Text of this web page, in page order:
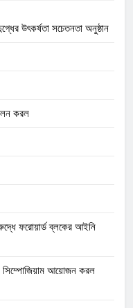
উৎকর্ষতা সচেতনতা অনুষ্ঠান
করল
ফরোয়ার্ড ব্লকের আইনি
সিম্পোজিয়াম আয়োজন করল